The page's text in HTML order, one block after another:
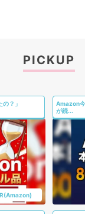
PICKUP
？」
Amazon
が続...